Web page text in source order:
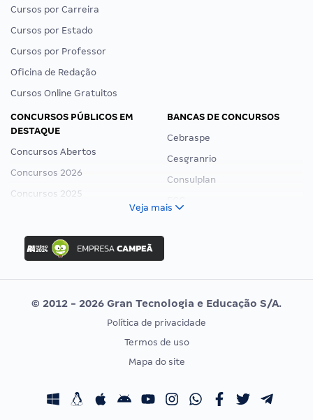
Cursos por Carreira
Cursos por Estado
Cursos por Professor
Oficina de Redação
Cursos Online Gratuitos
CONCURSOS PÚBLICOS EM
DESTAQUE
Concursos Abertos
Concursos 2026
Concursos 2025
Concurso Ibama
Concurso MPU
Editais publicados
BANCAS DE CONCURSOS
Cebraspe
Cesgranrio
Consulplan
Vunesp
CONCURSOS POR PROFISSÃO
Concursos Fiscais
EXAME DE ORDEM
Calendário OAB
Veja mais
© 2012 - 2026 Gran Tecnologia e Educação S/A.
Política de privacidade
Termos de uso
Mapa do site